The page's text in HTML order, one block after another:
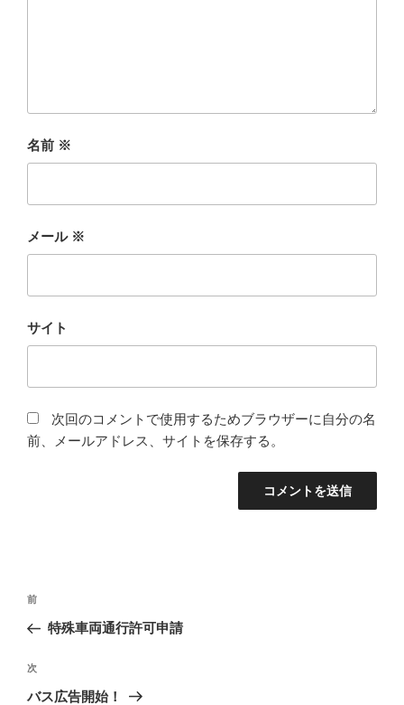
名前 ※
メール ※
サイト
次回のコメントで使用するためブラウザーに自分の名
前、メールアドレス、サイトを保存する。
投
ナ
ビ
ゲ
前
の
稿
前
特殊車両通行許可申請
次
の
次
バス広告開始！